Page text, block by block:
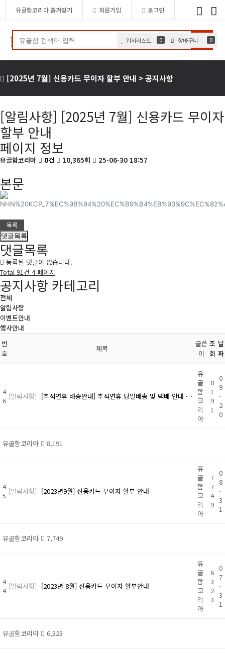
유골함코리아 즐겨찾기 회원가입 로그인
위시리스트 0 장바구니 0
[2025년 7월] 신용카드 무이자 할부 안내 > 공지사항
[알림사항] [2025년 7월] 신용카드 무이자
할부 안내
페이지 정보
유골함코리아 0건 10,365회 25-06-30 18:57
본문
목록
댓글목록
댓글목록
등록된 댓글이 없습니다.
Total 91건 4 페이지
공지사항 카테고리
전체
알림사항
이벤트안내
행사안내
번
호
제목
글쓴
이
조
회
날
짜
4
6 [알림사항] [추석연휴 배송안내] 추석연휴 당일배송 및 택배 안내 …
유
골
함
코
리
아
8
1
9
1
0
9
-
2
0
유골함코리아 8,191
4
5 [알림사항] [2023년9월] 신용카드 무이자 할부 안내
유
골
함
코
리
아
7
7
4
9
0
8
-
3
1
유골함코리아 7,749
4
4 [알림사항] [2023년 8월] 신용카드 무이자 할부안내
유
골
함
코
리
아
6
3
2
3
0
7
-
3
1
유골함코리아 6,323